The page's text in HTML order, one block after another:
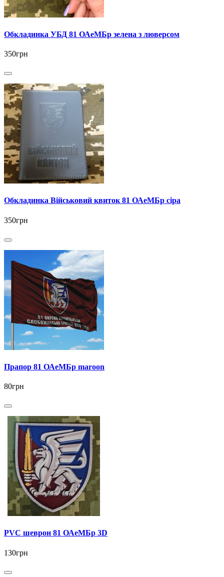
Обкладинка УБД 81 ОАеМБр зелена з люверсом
350грн
Обкладинка Військовий квиток 81 ОАеМБр сіра
350грн
Прапор 81 ОАеМБр maroon
80грн
PVC шеврон 81 ОАеМБр 3D
130грн